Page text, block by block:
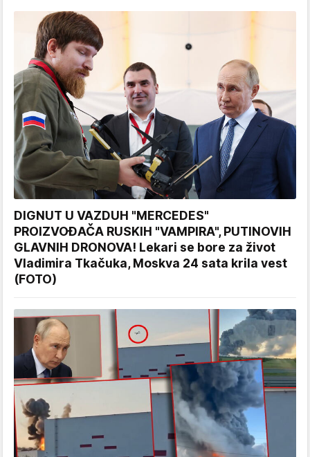
DIGNUT U VAZDUH "MERCEDES"
PROIZVOĐAČA RUSKIH "VAMPIRA", PUTINOVIH
GLAVNIH DRONOVA! Lekari se bore za život
Vladimira Tkačuka, Moskva 24 sata krila vest
(FOTO)